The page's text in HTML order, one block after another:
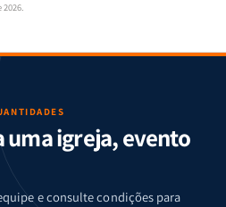
uma igreja, evento
e consulte condições para